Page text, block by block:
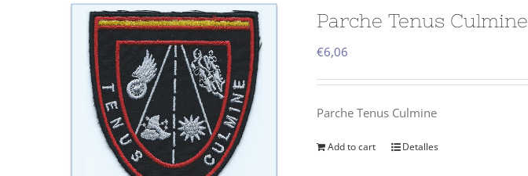
Parche Tenus Culmine
€6,06
Parche Tenus Culmine
Add to cart Detalles